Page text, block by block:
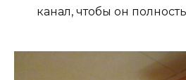
канал, чтобы он